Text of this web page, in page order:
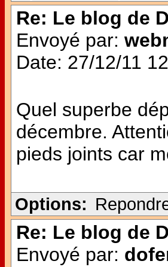
Re: Le blog de
Envoyé par:
Date: 27/12/11
Quel superbe
décembre.
pieds joints car
Options:
Re: Le blog de
Envoyé par: